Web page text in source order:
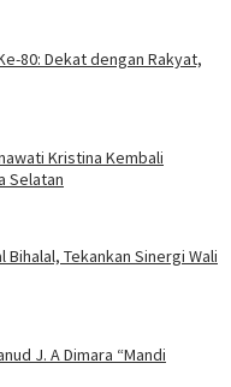
80: Dekat dengan Rakyat,
Kristina Kembali
Selatan
Bihalal, Tekankan Sinergi Wali
J. A Dimara “Mandi